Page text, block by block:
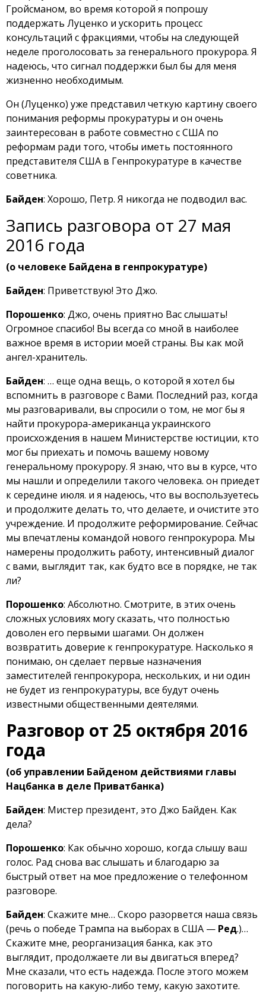
Гройсманом, во время которой я попрошу
поддержать Луценко и ускорить процесс
консультаций с фракциями, чтобы на следующей
неделе проголосовать за генерального прокурора. Я
надеюсь, что сигнал поддержки был бы для меня
жизненно необходимым.
Он (Луценко) уже представил четкую картину своего
понимания реформы прокуратуры и он очень
заинтересован в работе совместно с США по
реформам ради того, чтобы иметь постоянного
представителя США в Генпрокуратуре в качестве
советника.
Байден: Хорошо, Петр. Я никогда не подводил вас.
Запись разговора от 27 мая
2016 года
(о человеке Байдена в генпрокуратуре)
Байден: Приветствую! Это Джо.
Порошенко: Джо, очень приятно Вас слышать!
Огромное спасибо! Вы всегда со мной в наиболее
важное время в истории моей страны. Вы как мой
ангел-хранитель.
Байден: … еще одна вещь, о которой я хотел бы
вспомнить в разговоре с Вами. Последний раз, когда
мы разговаривали, вы спросили о том, не мог бы я
найти прокурора-американца украинского
происхождения в нашем Министерстве юстиции, кто
мог бы приехать и помочь вашему новому
генеральному прокурору. Я знаю, что вы в курсе, что
мы нашли и определили такого человека. он приедет
к середине июля. и я надеюсь, что вы воспользуетесь
и продолжите делать то, что делаете, и очистите это
учреждение. И продолжите реформирование. Сейчас
мы впечатлены командой нового генпрокурора. Мы
намерены продолжить работу, интенсивный диалог
с вами, выглядит так, как будто все в порядке, не так
ли?
Порошенко: Абсолютно. Смотрите, в этих очень
сложных условиях могу сказать, что полностью
доволен его первыми шагами. Он должен
возвратить доверие к генпрокуратуре. Насколько я
понимаю, он сделает первые назначения
заместителей генпрокурора, нескольких, и ни один
не будет из генпрокуратуры, все будут очень
известными общественными деятелями.
Разговор от 25 октября 2016
года
(об управлении Байденом действиями главы
Нацбанка в деле Приватбанка)
Байден: Мистер президент, это Джо Байден. Как
дела?
Порошенко: Как обычно хорошо, когда слышу ваш
голос. Рад снова вас слышать и благодарю за
быстрый ответ на мое предложение о телефонном
разговоре.
Байден: Скажите мне… Скоро разорвется наша связь
(речь о победе Трампа на выборах в США — Ред.)…
Скажите мне, реорганизация банка, как это
выглядит, продолжаете ли вы двигаться вперед?
Мне сказали, что есть надежда. После этого можем
поговорить на какую-либо тему, какую захотите.